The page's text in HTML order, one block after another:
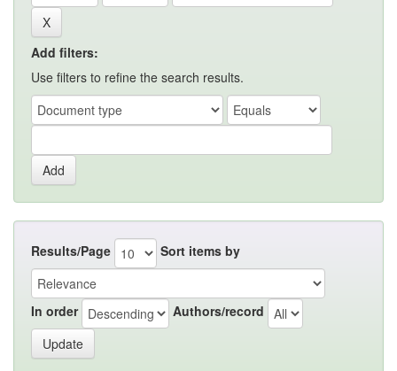
Add filters:
Use filters to refine the search results.
Results/Page Sort items by
In order Authors/record